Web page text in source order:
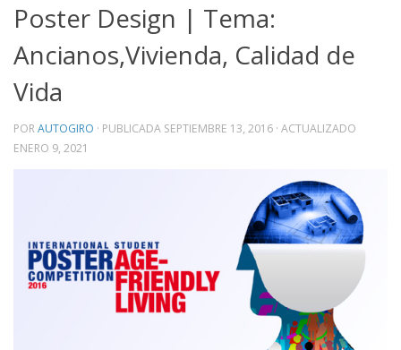
Poster Design | Tema:
Ancianos,Vivienda, Calidad de
Vida
PORAUTOGIRO · PUBLICADA SEPTIEMBRE 13, 2016 · ACTUALIZADO
ENERO 9, 2021